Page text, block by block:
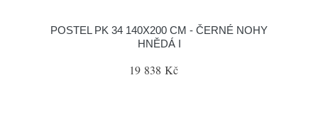
POSTEL PK 34 140X200 CM - ČERNÉ NOHY
HNĚDÁ I
19 838 Kč